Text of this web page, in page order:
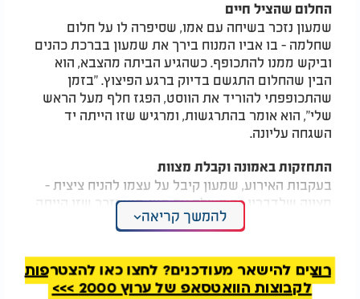
החלום שהציל חיים
שמעון נזכר בשיחה עם אמו, שסיפרה לו על חלום
שחלמה - בו אביו המנוח בירך את שמעון בברכת כהנים
וביקש ממנו להתכופף. כשהגיע הביתה מהצבא, הוא
הבין שהחלום התגשם בדיוק ברגע הפיצוץ. "בזמן
שהתכופפתי להוריד את הווסט, הפגז חלף מעל הראש
שלי", הוא אומר בהתרגשות, ומרגיש שזו הייתה יד
השגחה עליונה.
התחזקות באמונה וקבלת מצוות
בעקבות האירוע, שמעון קיבל על עצמו להניח ציצית -
מצווה שלדבריו גם הצילה את חייו. הוא נזכר שזו הייתה
בדיוק השנה שבה נפטר סבו, שעל שמו נקרא. "עכשיו
אני מבין איך סבא שמר עליי מלמעלה", הוא אומר, "זו
השגחה פרטית וזכות אבות עצומה שהמשיכה לשמור
עליי מאז".
להמשך קריאה
רוצים להישאר מעודכנים? לחצו כאן להצטרפות
לקבוצות הוואטסאפ של ערוץ 2000 >>>